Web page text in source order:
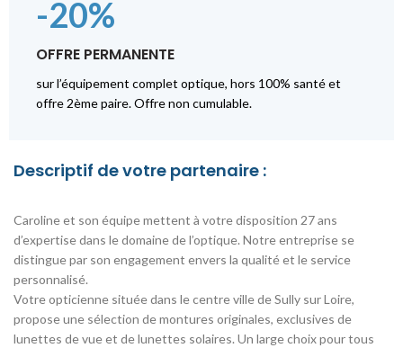
-20%
OFFRE PERMANENTE
sur l’équipement complet optique, hors 100% santé et
offre 2ème paire. Offre non cumulable.
Descriptif de votre partenaire :
Caroline et son équipe mettent à votre disposition 27 ans
d’expertise dans le domaine de l’optique. Notre entreprise se
distingue par son engagement envers la qualité et le service
personnalisé.
Votre opticienne située dans le centre ville de Sully sur Loire,
propose une sélection de montures originales, exclusives de
lunettes de vue et de lunettes solaires. Un large choix pour tous